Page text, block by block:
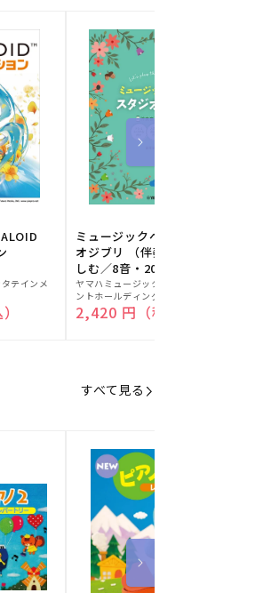
テインメ
ミュージックベルでスタジ
オジブリ （伴奏音源と楽
しむ／8音・20音ベル対応
／ドレミふりがな付）
販
売
元:
ヤマハミュージックエンタテインメ
ントホールディングス
通常価格
2,420 円（税込）
すべて見る